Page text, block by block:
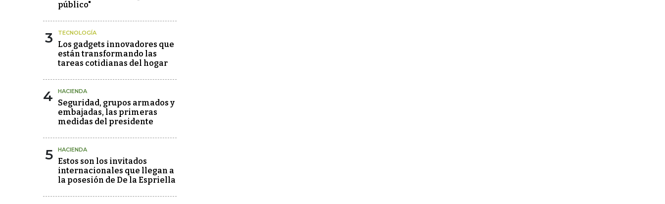
público"
3 TECNOLOGÍA
Los gadgets innovadores que
están transformando las
tareas cotidianas del hogar
4 HACIENDA
Seguridad, grupos armados y
embajadas, las primeras
medidas del presidente
5 HACIENDA
Estos son los invitados
internacionales que llegan a
la posesión de De la Espriella